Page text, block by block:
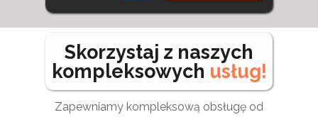
Skorzystaj z naszych
kompleksowych usług!
Zapewniamy kompleksową obsługę od